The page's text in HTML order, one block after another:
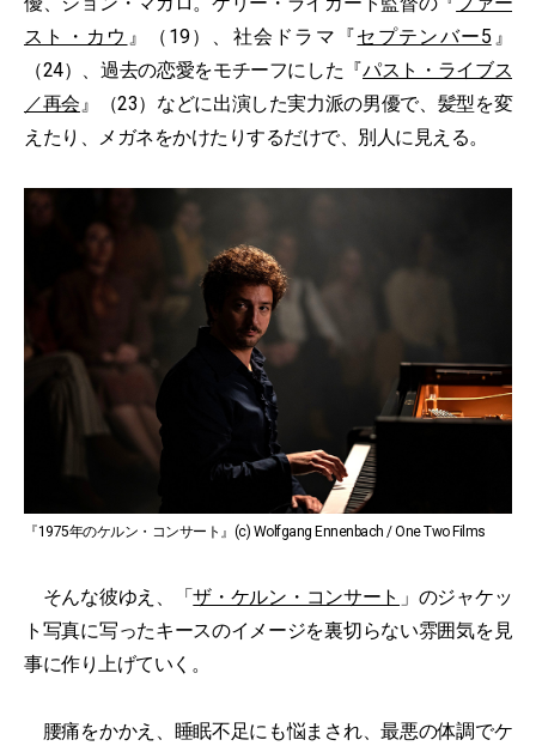
スト・カウ 』（19）、社会ドラマ『セプテンバー5 』
（24）、過去の恋愛をモチーフにした『パスト・ライブス
／再会』（23）などに出演した実力派の男優で、髪型を変
えたり、メガネをかけたりするだけで、別人に見える。
『1975年のケルン・コンサート』(c) Wolfgang Ennenbach / One Two Films
そんな彼ゆえ、「ザ・ケルン・コンサート 」のジャケッ
ト写真に写ったキースのイメージを裏切らない雰囲気を見
事に作り上げていく。
腰痛をかかえ、睡眠不足にも悩まされ、最悪の体調でケ